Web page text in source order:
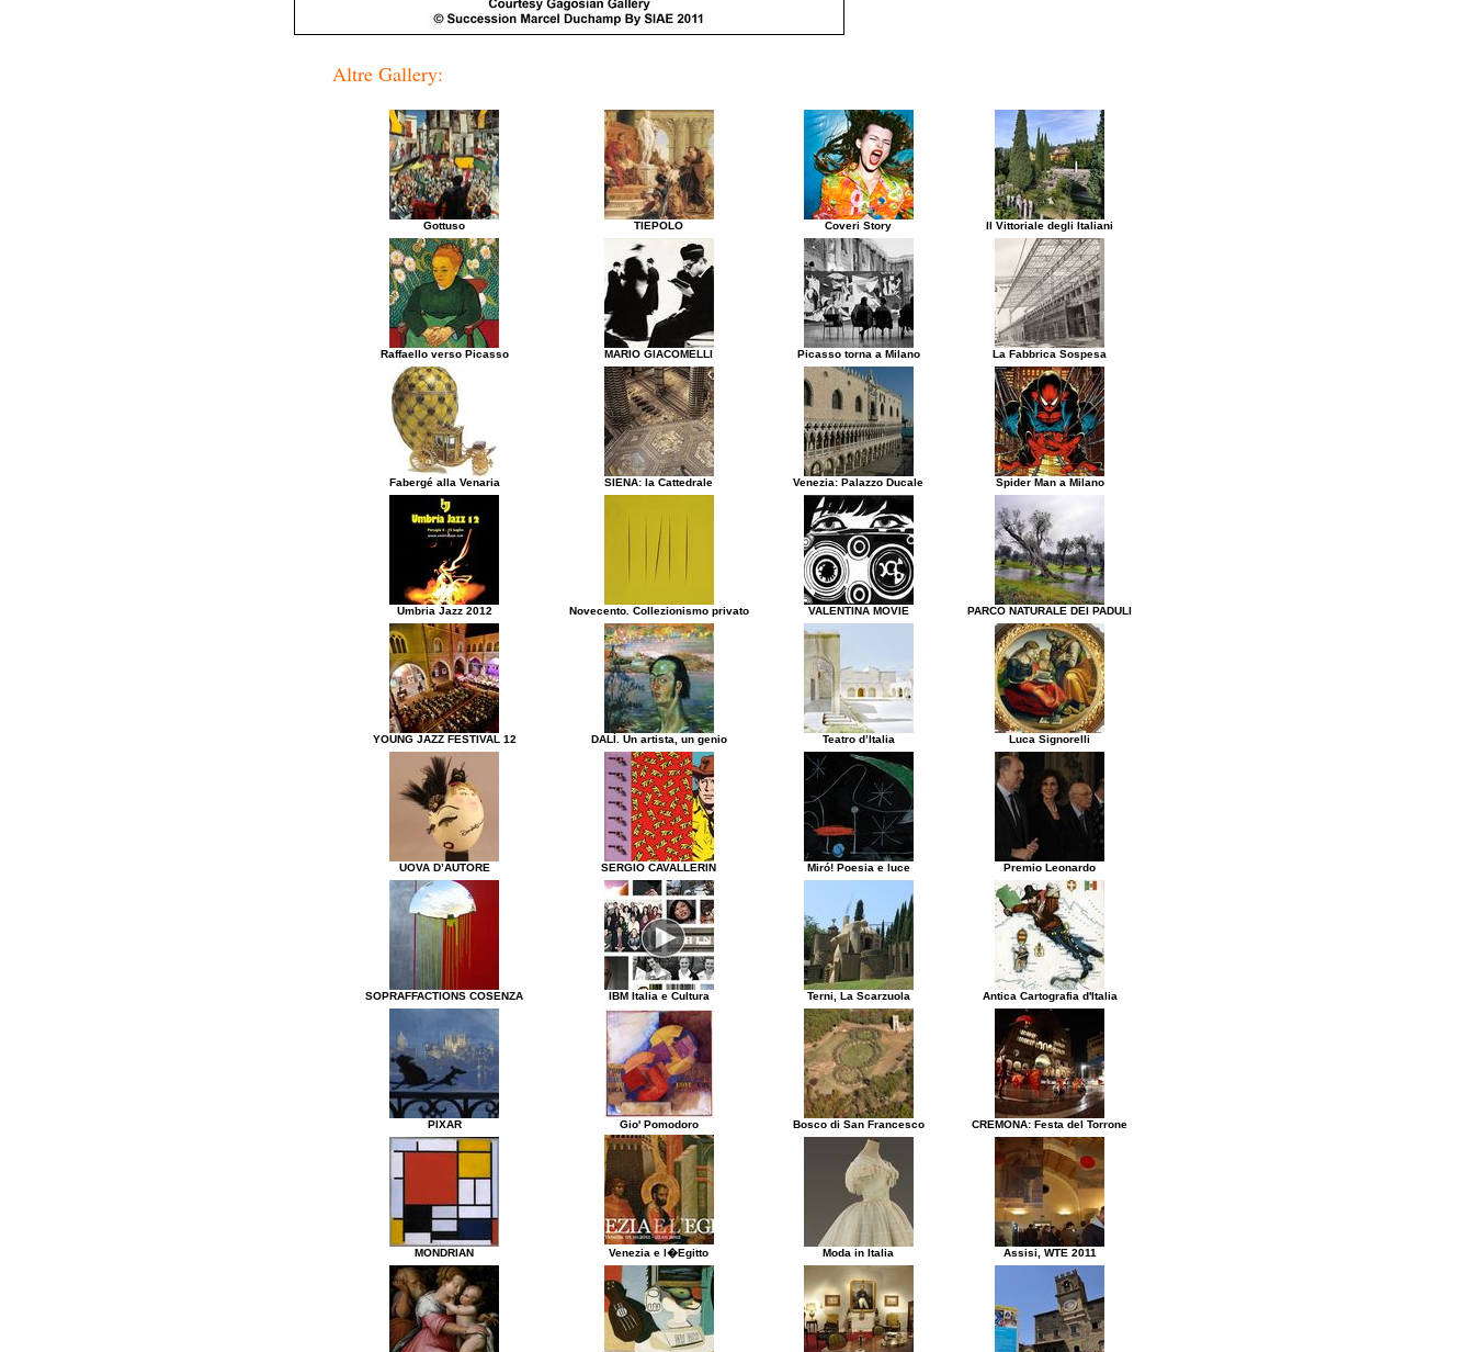
Altre Gallery:
Gottuso TIEPOLO Coveri Story Il Vittoriale degli Italiani
Raffaello verso Picasso MARIO GIACOMELLI Picasso torna a Milano La Fabbrica Sospesa
Fabergé alla Venaria SIENA: la Cattedrale Venezia: Palazzo Ducale Spider Man a Milano
Umbria Jazz 2012 Novecento. Collezionismo privato VALENTINA MOVIE PARCO NATURALE DEI PADULI
YOUNG JAZZ FESTIVAL 12 DALÌ. Un artista, un genio Teatro d’Italia Luca Signorelli
UOVA D’AUTORE SERGIO CAVALLERIN Miró! Poesia e luce Premio Leonardo
SOPRAFFACTIONS COSENZA IBM Italia e Cultura Terni, La Scarzuola Antica Cartografia d'Italia
PIXAR Gio' Pomodoro Bosco di San Francesco CREMONA: Festa del Torrone
MONDRIAN Venezia e l�Egitto Moda in Italia Assisi, WTE 2011